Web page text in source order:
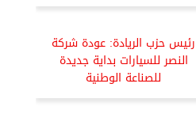
رئيس حزب الريادة: عودة شركة
النصر للسيارات بداية جديدة
للصناعة الوطنية